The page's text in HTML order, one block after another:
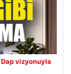
Dap vizyonuyla